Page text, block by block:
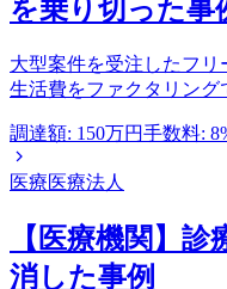
を乗り切った事
大型案件を受注したフ
生活費をファクタリング
調達額: 150万円手数料:
医療医療法人
【医療機関】
消した事例